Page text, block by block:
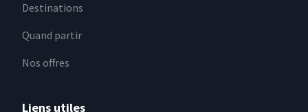
Destinations
Quand partir
Nos offres
Liens utiles